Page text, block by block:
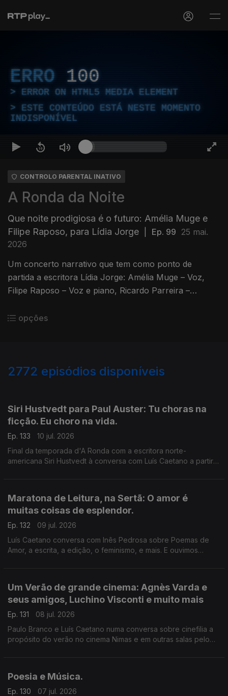
ERRO 100
ERROR ON HTML5 MEDIA ELEMENT
ESTE CONTEÚDO ESTÁ NESTE MOMENTO
INDISPONÍVEL
CONTROLO PARENTAL INATIVO
A Ronda da Noite
Que noite prodigiosa é o futuro: Amélia Muge e
Filipe Raposo, para Lídia Jorge
Ep. 99 25 mai.
2026
Um concerto narrativo que tem como ponto de
partida a escritora Lídia Jorge: Amélia Muge – Voz,
Filipe Raposo – Voz e piano, Ricardo Parreira –
Lisboa.
opções
2772 episódios disponíveis
Siri Hustvedt para Paul Auster: Tu choras na
ficção. Eu choro na vida.
Ep. 133
10 jul. 2026
Final da temporada d'A Ronda com a escritora norte-
americana Siri Hustvedt à conversa com Luís Caetano a partir
Maratona de Leitura, na Sertã: O amor é
muitas coisas de esplendor.
Ep. 132
09 jul. 2026
Luís Caetano conversa com Inês Pedrosa sobre Poemas de
Amor, a escrita, a edição, o feminismo, e mais. E ouvimos
Um Verão de grande cinema: Agnès Varda e
seus amigos, Luchino Visconti e muito mais
Ep. 131
08 jul. 2026
Paulo Branco e Luís Caetano numa conversa sobre cinefilia a
propósito do verão no cinema Nimas e em outras salas pelo
Poesia e Música.
Ep. 130 07 jul. 2026